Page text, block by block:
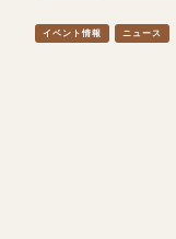
イベント情報 ニュース